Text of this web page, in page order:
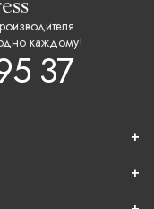
каждому!
37